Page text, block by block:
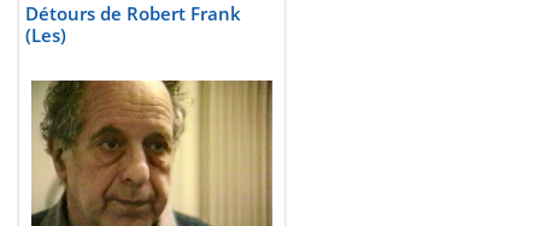
Détours de Robert Frank
(Les)